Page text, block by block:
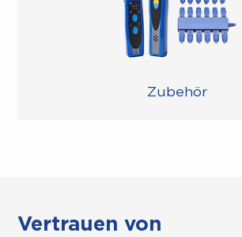
Zubehör
Vertrauen von